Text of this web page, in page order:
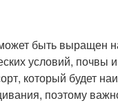
быть выращен
условий,
который будет
поэтому